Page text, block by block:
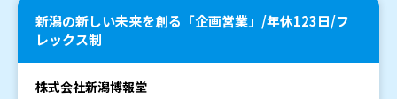
新潟の新しい未来を創る「企画営業」/年休123日/フ
レックス制
株式会社新潟博報堂